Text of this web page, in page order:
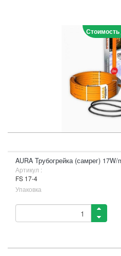
Стоимость
AURA Трубогрейка (самрег) 17W/
Артикул :
FS 17-4
Упаковка